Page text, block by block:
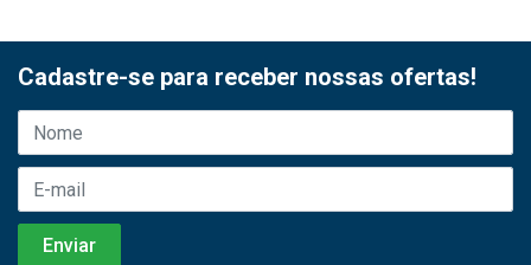
Cadastre-se para receber nossas ofertas!